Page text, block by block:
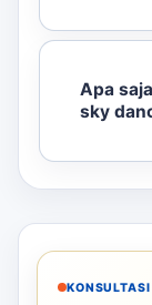
Apa
sky
KONSULTASI